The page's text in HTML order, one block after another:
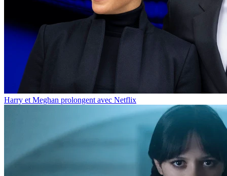
Harry et Meghan prolongent avec Netflix